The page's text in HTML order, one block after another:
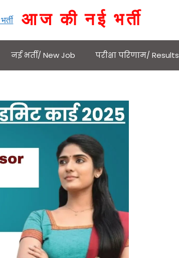
आज की नई भर्ती
नई भर्ती/ New Job परीक्षा परिणाम/ Results